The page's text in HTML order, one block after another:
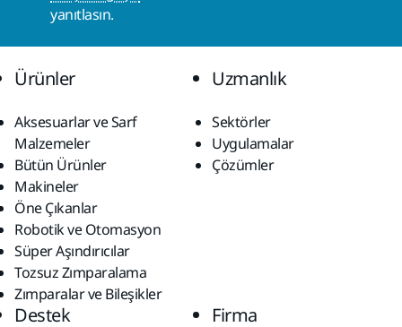
yanıtlasın.
Ürünler
Aksesuarlar ve Sarf
Malzemeler
Bütün Ürünler
Makineler
Öne Çıkanlar
Robotik ve Otomasyon
Süper Aşındırıcılar
Tozsuz Zımparalama
Zımparalar ve Bileşikler
Uzmanlık
Sektörler
Uygulamalar
Çözümler
Destek Firma